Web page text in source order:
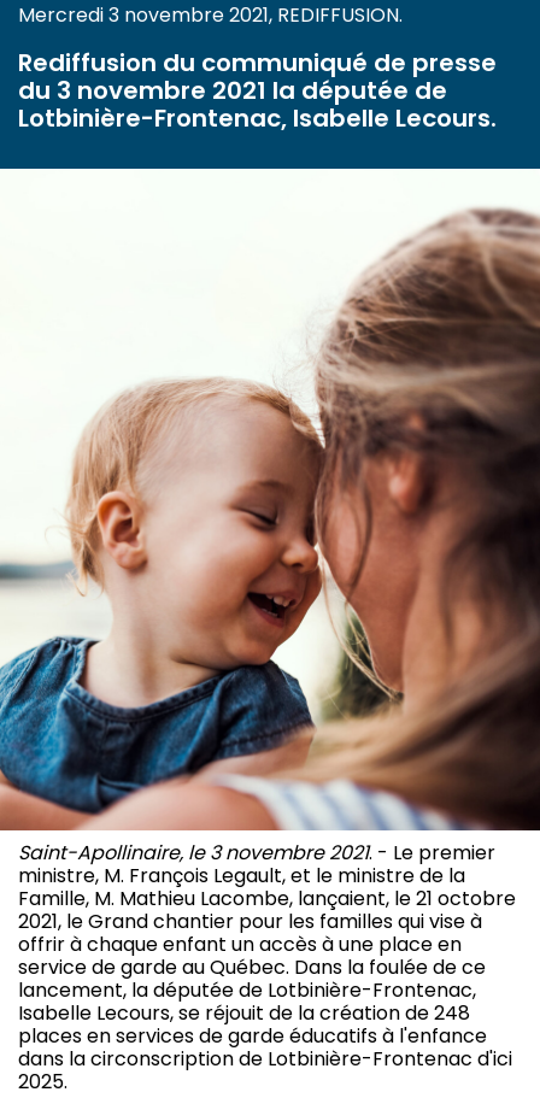
Mercredi 3 novembre 2021, REDIFFUSION.
Rediffusion du communiqué de presse
du 3 novembre 2021 la députée de
Lotbinière-Frontenac, Isabelle Lecours.
Saint-Apollinaire, le 3 novembre 2021. - Le premier
ministre, M. François Legault, et le ministre de la
Famille, M. Mathieu Lacombe, lançaient, le 21 octobre
2021, le Grand chantier pour les familles qui vise à
offrir à chaque enfant un accès à une place en
service de garde au Québec. Dans la foulée de ce
lancement, la députée de Lotbinière-Frontenac,
Isabelle Lecours, se réjouit de la création de 248
places en services de garde éducatifs à l'enfance
dans la circonscription de Lotbinière-Frontenac d'ici
2025.